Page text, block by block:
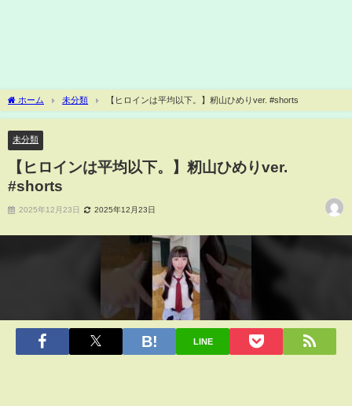
ホーム 未分類 【ヒロインは平均以下。】籾山ひめりver. #shorts
未分類
【ヒロインは平均以下。】籾山ひめりver.
#shorts
2025年12月23日 2025年12月23日
LINE